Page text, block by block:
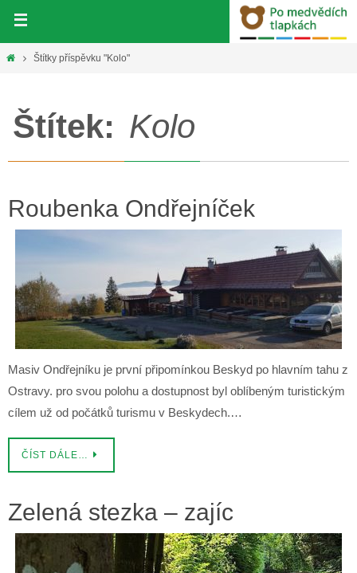
obsahHomeŠtítky příspěvku "Kolo"
Štítek: Kolo
Roubenka Ondřejníček
Masiv Ondřejníku je první připomínkou Beskyd po hlavním tahu z
Ostravy. pro svou polohu a dostupnost byl oblíbeným turistickým
cílem už od počátků turismu v Beskydech.…
ČÍST DÁLE…
Zelená stezka – zajíc